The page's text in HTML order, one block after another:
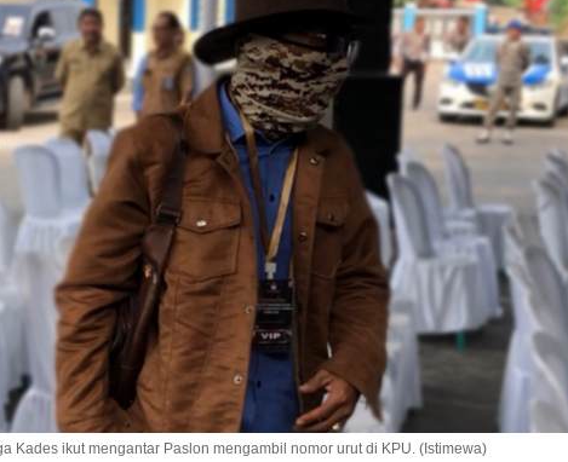
Kades ikut mengantar Paslon mengambil nomor urut di KPU. (Istimewa)